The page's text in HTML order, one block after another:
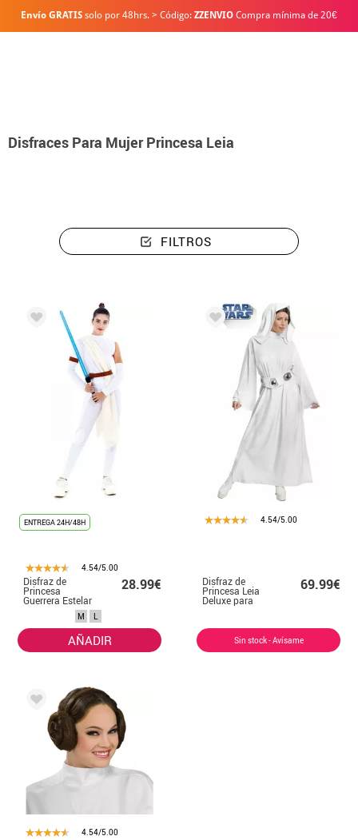
Envío GRATIS solo por 48hrs. > Código: ZZENVIO Compra mínima de 20€
Disfraces Para Mujer Princesa Leia
FILTROS
ENTREGA 24H/48H
4.54/5.00
Disfraz de
Princesa
Guerrera Estelar
Blanca para
28.99€
M L
AÑADIR
4.54/5.00
Disfraz de
Princesa Leia
Deluxe para
69.99€
Sin stock - Avísame
4.54/5.00